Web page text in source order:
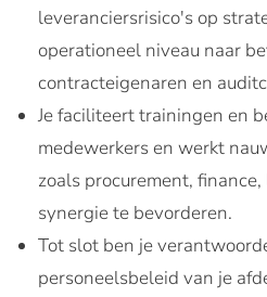
leveranciersrisico's op
operationeel niveau naar
contracteigenaren en
Je faciliteert trainingen en
medewerkers en werkt
zoals procurement,
synergie te bevorderen.
Tot slot ben je
personeelsbeleid van je